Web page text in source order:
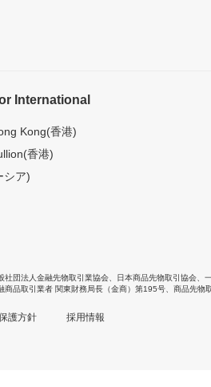
International
Kong(香港)
香港)
シア)
社団法人金融先物取引業協会 日本商品先物取引協会
商品取引業者 関東財務局長（金商）第195号、商品先物
護方針 採用情報